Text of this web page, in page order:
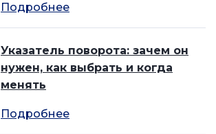
Подробнее
Указатель поворота: зачем он
нужен, как выбрать и когда
менять
Подробнее